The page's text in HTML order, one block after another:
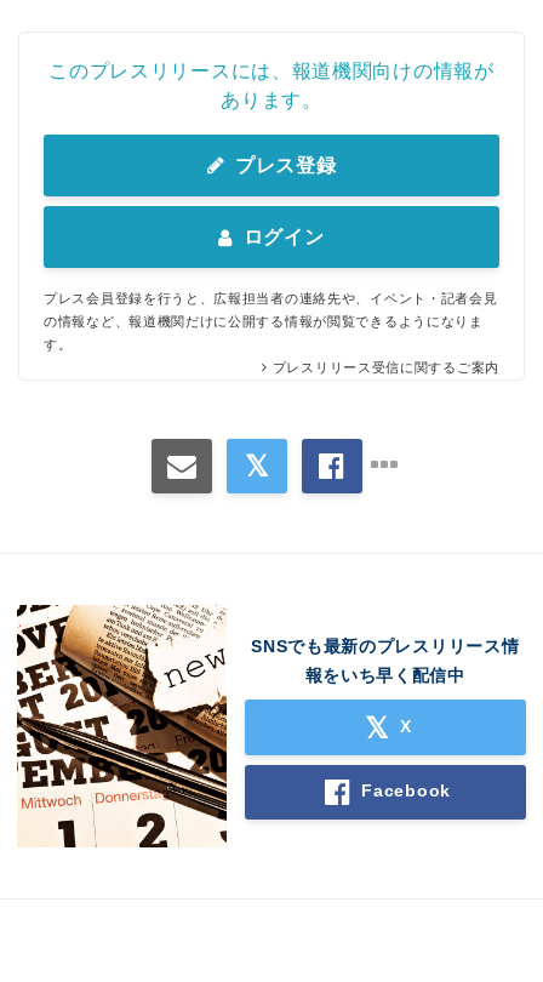
このプレスリリースには、報道機関向けの情報が
あります。
プレス登録
ログイン
プレス会員登録を行うと、広報担当者の連絡先や、イベント・記者会見
の情報など、報道機関だけに公開する情報が閲覧できるようになりま
す。
プレスリリース受信に関するご案内
SNSでも最新のプレスリリース情
報をいち早く配信中
X
Facebook
Japanese